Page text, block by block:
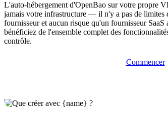
L'auto-hébergement d'OpenBao sur votre propre
jamais votre infrastructure — il n'y a pas de limites
fournisseur et aucun risque qu'un fournisseur
bénéficiez de l'ensemble complet des
contrôle.
Commencer